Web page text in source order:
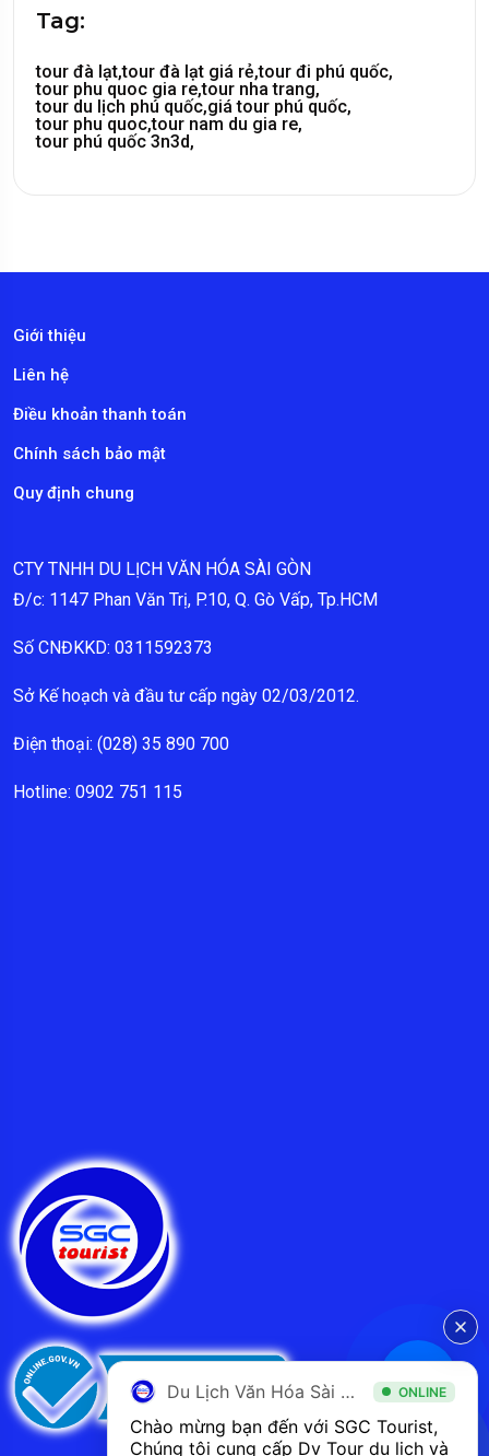
Tag:
tour đà lạt,tour đà lạt giá rẻ,tour đi phú quốc,
tour phu quoc gia re,tour nha trang,
tour du lịch phú quốc,giá tour phú quốc,
tour phu quoc,tour nam du gia re,
tour phú quốc 3n3d,
Giới thiệu
Liên hệ
Điều khoản thanh toán
Chính sách bảo mật
Quy định chung
CTY TNHH DU LỊCH VĂN HÓA SÀI GÒN
Đ/c: 1147 Phan Văn Trị, P.10, Q. Gò Vấp, Tp.HCM
Số CNĐKKD: 0311592373
Sở Kế hoạch và đầu tư cấp ngày 02/03/2012.
Điện thoại: (028) 35 890 700
Hotline: 0902 751 115
Du Lịch Văn Hóa Sài Gòn ONLINE
Chào mừng bạn đến với SGC Tourist,
Chúng tôi cung cấp Dv Tour du lịch và